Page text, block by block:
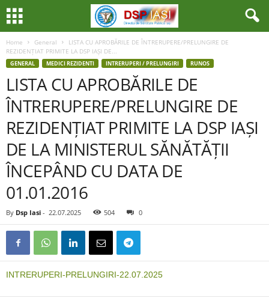
Home General
LISTA CU APROBĂRILE DE ÎNTRERUPERE/PRELUNGIRE DE
REZIDENȚIAT PRIMITE LA DSP IAȘI DE...
GENERAL MEDICI REZIDENTI INTRERUPERI / PRELUNGIRI RUNOS
LISTA CU APROBĂRILE DE
ÎNTRERUPERE/PRELUNGIRE DE
REZIDENȚIAT PRIMITE LA DSP IAȘI
DE LA MINISTERUL SĂNĂTĂȚII
ÎNCEPÂND CU DATA DE
01.01.2016
By Dsp Iasi - 22.07.2025 504 0
INTRERUPERI-PRELUNGIRI-22.07.2025